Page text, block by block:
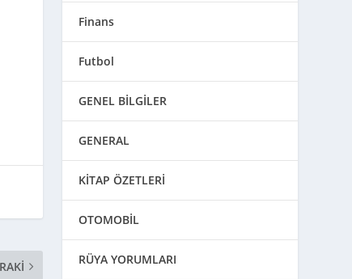
Finans
Futbol
GENEL BİLGİLER
GENERAL
KİTAP ÖZETLERİ
OTOMOBİL
RÜYA YORUMLARI